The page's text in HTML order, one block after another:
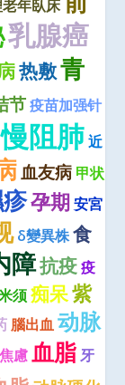
年臥床
乳腺癌
热敷青
节 疫苗加强针
慢阻肺 近
血友病 甲状
孕期 安宮
δ變異株食
障抗疫 疫
须 痴呆紫
腦出血 动脉
慮 血脂 牙